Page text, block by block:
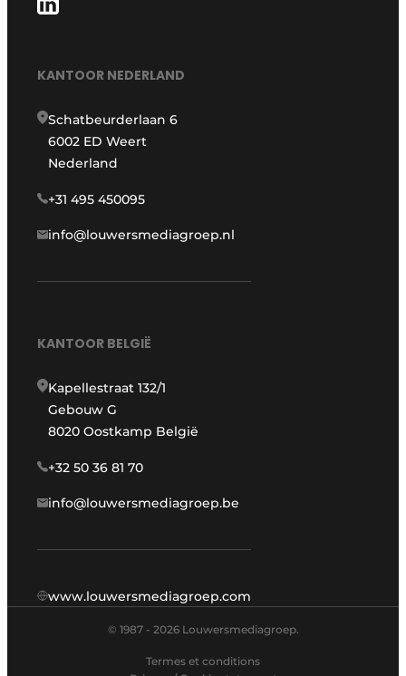
KANTOOR NEDERLAND
Schatbeurderlaan 6
6002 ED Weert
Nederland
+31 495 450095
info@louwersmediagroep.nl
KANTOOR BELGIË
Kapellestraat 132/1
Gebouw G
8020 Oostkamp België
+32 50 36 81 70
info@louwersmediagroep.be
www.louwersmediagroep.com
© 1987 - 2026 Louwersmediagroep.
Termes et conditions